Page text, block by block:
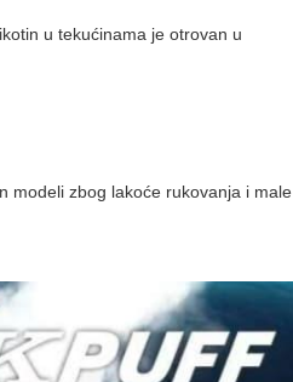
u tekućinama je otrovan u
modeli zbog lakoće rukovanja i male